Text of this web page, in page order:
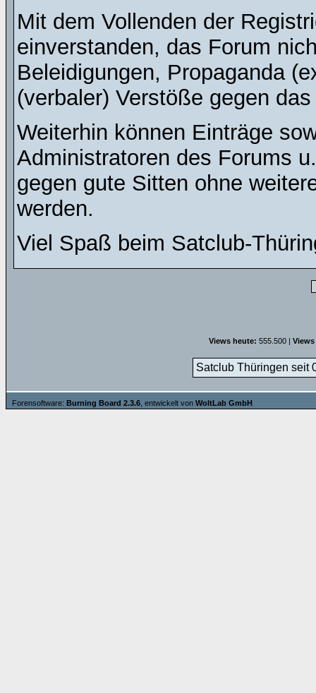
Mit dem Vollenden der
einverstanden, das Forum
Beleidigungen, Propaganda
(verbaler) Verstöße gegen
Weiterhin können Einträge
Administratoren des Forums
gegen gute Sitten ohne
werden.
Viel Spaß beim Satclub-
Views heute: 555.500 |
Satclub Thüringen seit
Forensoftware: Burning Board 2.3.6 , entwickelt von WoltLab GmbH